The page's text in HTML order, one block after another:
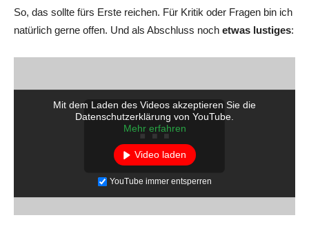
So, das sollte fürs Erste reichen. Für Kritik oder Fragen bin ich
natürlich gerne offen. Und als Abschluss noch etwas lustiges:
Mit dem Laden des Videos akzeptieren Sie die
Datenschutzerklärung von YouTube.
Mehr erfahren
Video laden
YouTube immer entsperren